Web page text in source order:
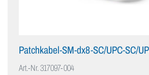
Patchkabel-SM-dx8-SC/UPC-SC/
Art.-Nr.317097-004